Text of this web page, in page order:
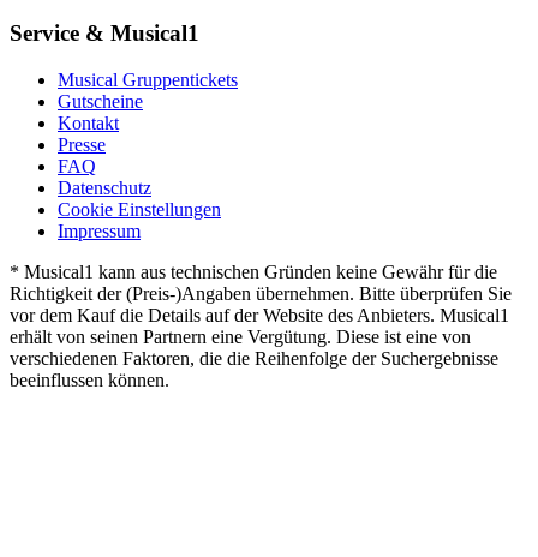
Service & Musical1
Musical Gruppentickets
Gutscheine
Kontakt
Presse
FAQ
Datenschutz
Cookie Einstellungen
Impressum
* Musical1 kann aus technischen Gründen keine Gewähr für die
Richtigkeit der (Preis-)Angaben übernehmen. Bitte überprüfen Sie
vor dem Kauf die Details auf der Website des Anbieters. Musical1
erhält von seinen Partnern eine Vergütung. Diese ist eine von
verschiedenen Faktoren, die die Reihenfolge der Suchergebnisse
beeinflussen können.